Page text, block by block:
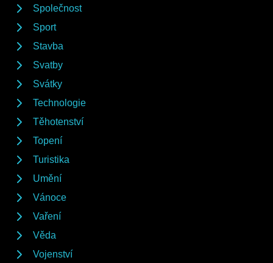
Společnost
Sport
Stavba
Svatby
Svátky
Technologie
Těhotenství
Topení
Turistika
Umění
Vánoce
Vaření
Věda
Vojenství